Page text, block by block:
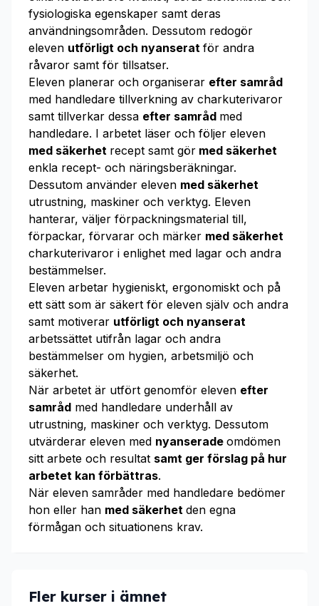
fysiologiska egenskaper samt deras
användningsområden. Dessutom redogör
eleven utförligt och nyanserat för andra
råvaror samt för tillsatser.
Eleven planerar och organiserar efter samråd
med handledare tillverkning av charkuterivaror
samt tillverkar dessa efter samråd med
handledare. I arbetet läser och följer eleven
med säkerhet recept samt gör med säkerhet
enkla recept- och näringsberäkningar.
Dessutom använder eleven med säkerhet
utrustning, maskiner och verktyg. Eleven
hanterar, väljer förpackningsmaterial till,
förpackar, förvarar och märker med säkerhet
charkuterivaror i enlighet med lagar och andra
bestämmelser.
Eleven arbetar hygieniskt, ergonomiskt och på
ett sätt som är säkert för eleven själv och andra
samt motiverar utförligt och nyanserat
arbetssättet utifrån lagar och andra
bestämmelser om hygien, arbetsmiljö och
säkerhet.
När arbetet är utfört genomför eleven efter
samråd med handledare underhåll av
utrustning, maskiner och verktyg. Dessutom
utvärderar eleven med nyanserade omdömen
sitt arbete och resultat samt ger förslag på hur
arbetet kan förbättras.
När eleven samråder med handledare bedömer
hon eller han med säkerhet den egna
förmågan och situationens krav.
Fler kurser i ämnet